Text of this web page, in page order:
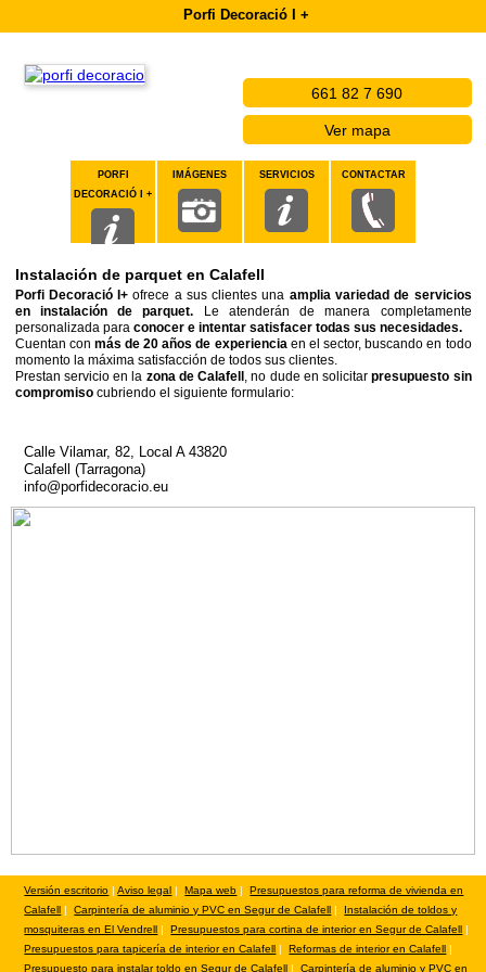
Porfi Decoració I +
661 82 7 690
Ver mapa
PORFI
DECORACIÓ I +
IMÁGENES SERVICIOS CONTACTAR
Instalación de parquet en Calafell
Porfi Decoració I+ ofrece a sus clientes una amplia variedad de servicios
en instalación de parquet. Le atenderán de manera completamente
personalizada para conocer e intentar satisfacer todas sus necesidades.
Cuentan con más de 20 años de experiencia en el sector, buscando en todo
momento la máxima satisfacción de todos sus clientes.
Prestan servicio en la zona de Calafell , no dude en solicitar presupuesto sin
compromisocubriendo el siguiente formulario:
Calle Vilamar, 82, Local A 43820
Calafell (Tarragona)
info@porfidecoracio.eu
Versión escritorio |Aviso legal |Mapa web |Presupuestos para reforma de vivienda en
Calafell |Carpintería de aluminio y PVC en Segur de Calafell | Instalación de toldos y
mosquiteras en El Vendrell |Presupuestos para cortina de interior en Segur de Calafell |
Presupuestos para tapicería de interior en Calafell |Reformas de interior en Calafell |
Presupuesto para instalar toldo en Segur de Calafell |Carpintería de aluminio y PVC en